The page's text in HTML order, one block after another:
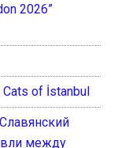
2026”
of İstanbul
между